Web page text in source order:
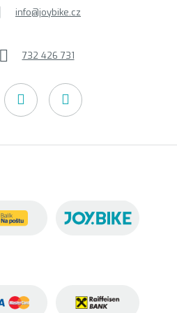
info@joybike.cz
732 426 731